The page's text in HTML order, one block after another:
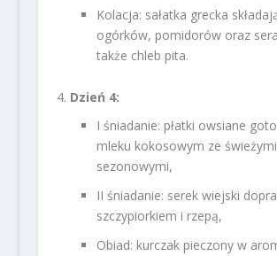
Kolacja: sałatka grecka
ogórków, pomidorów oraz
także chleb pita.
Dzień 4:
I śniadanie: płatki owsiane
mleku kokosowym ze
sezonowymi,
II śniadanie: serek wiejski
szczypiorkiem i rzepą,
Obiad: kurczak pieczony w